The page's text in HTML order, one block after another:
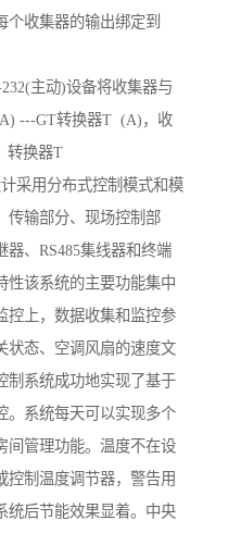
个收集器的输出绑定到
主动)设备将收集器与
---GT转换器T (A)，收
转换器T
采用分布式控制模式和模
传输部分、现场控制部
、RS485集线器和终端
性该系统的主要功能集中
控上，数据收集和监控参
状态、空调风扇的速度文
制系统成功地实现了基于
。系统每天可以实现多个
间管理功能。温度不在设
控制温度调节器，警告用
统后节能效果显着。中央